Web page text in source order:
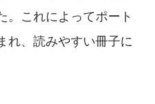
。これによってポート
れ、読みやすい冊子に